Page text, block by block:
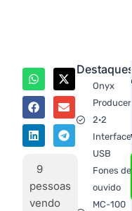
Destaques
Onyx
Producer
2·2
Interface
USB
Fones de
ouvido
MC-100
9
pessoas
vendo